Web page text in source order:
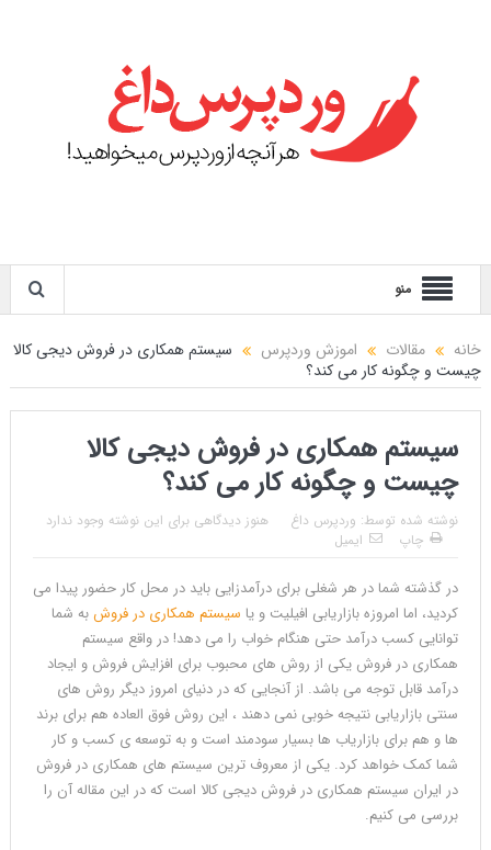
منو
خانه مقالات اموزش وردپرس
سیستم همکاری در فروش دیجی کالا
چیست و چگونه کار می کند؟
سیستم همکاری در فروش دیجی کالا
چیست و چگونه کار می کند؟
نوشته شده توسط: وردپرس داغ
هنوز دیدگاهی برای این نوشته وجود ندارد
چاپ
ایمیل
در گذشته شما در هر شغلی برای درآمدزایی باید در محل کار حضور پیدا می
کردید، اما امروزه بازاریابی افیلیت و یا سیستم همکاری در فروشبه شما
توانایی کسب درآمد حتی هنگام خواب را می دهد! در واقع سیستم
همکاری در فروش یکی از روش های محبوب برای افزایش فروش و ایجاد
درآمد قابل توجه می باشد. از آنجایی که در دنیای امروز دیگر روش های
سنتی بازاریابی نتیجه خوبی نمی دهند ، این روش فوق العاده هم برای برند
ها و هم برای بازاریاب ها بسیار سودمند است و به توسعه ی کسب و کار
شما کمک خواهد کرد. یکی از معروف ترین سیستم های همکاری در فروش
در ایران سیستم همکاری در فروش دیجی کالا است که در این مقاله آن را
بررسی می کنیم.